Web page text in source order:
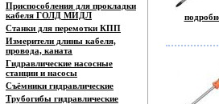
Приспособления для прокладки
кабеля ГОЛД МИДЛ
Станки для перемотки КПП
Измерители длины кабеля,
провода, каната
Гидравлические насосные
станции и насосы
Съёмники гидравлические
Трубогибы гидравлические